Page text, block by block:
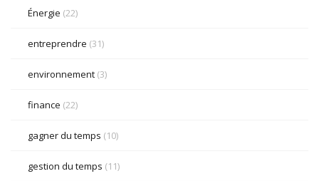
Énergie (22)
entreprendre (31)
environnement (3)
finance (22)
gagner du temps (10)
gestion du temps (11)